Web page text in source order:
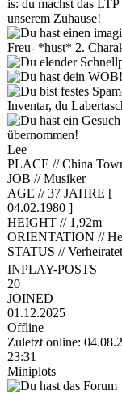
Lee
PLACE //China
JOB //Musiker
AGE //37 JAHRE [
04.02.1980 ]
HEIGHT //1,92m
ORIENTATION //
STATUS //Verheiratet
INPLAY-POSTS
20
JOINED
01.12.2025
Offline
Zuletzt online:
23:31
Miniplots